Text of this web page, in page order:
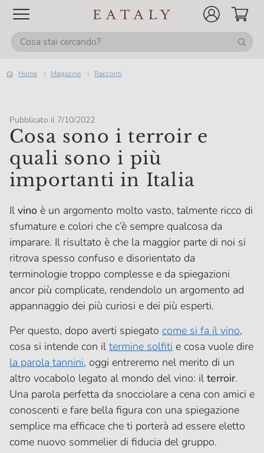
Home magazine Racconti
Pubblicato il 7/10/2022
Cosa sono i terroir e
quali sono i più
importanti in Italia
Il vino è un argomento molto vasto, talmente ricco di
sfumature e colori che c’è sempre qualcosa da
imparare. Il risultato è che la maggior parte di noi si
ritrova spesso confuso e disorientato da
terminologie troppo complesse e da spiegazioni
ancor più complicate, rendendolo un argomento ad
appannaggio dei più curiosi e dei più esperti.
Per questo, dopo averti spiegato come si fa il vino,
cosa si intende con il termine solfiti e cosa vuole dire
la parola tannini, oggi entreremo nel merito di un
altro vocabolo legato al mondo del vino: il terroir.
Una parola perfetta da snocciolare a cena con amici e
conoscenti e fare bella figura con una spiegazione
semplice ma efficace che ti porterà ad essere eletto
come nuovo sommelier di fiducia del gruppo.